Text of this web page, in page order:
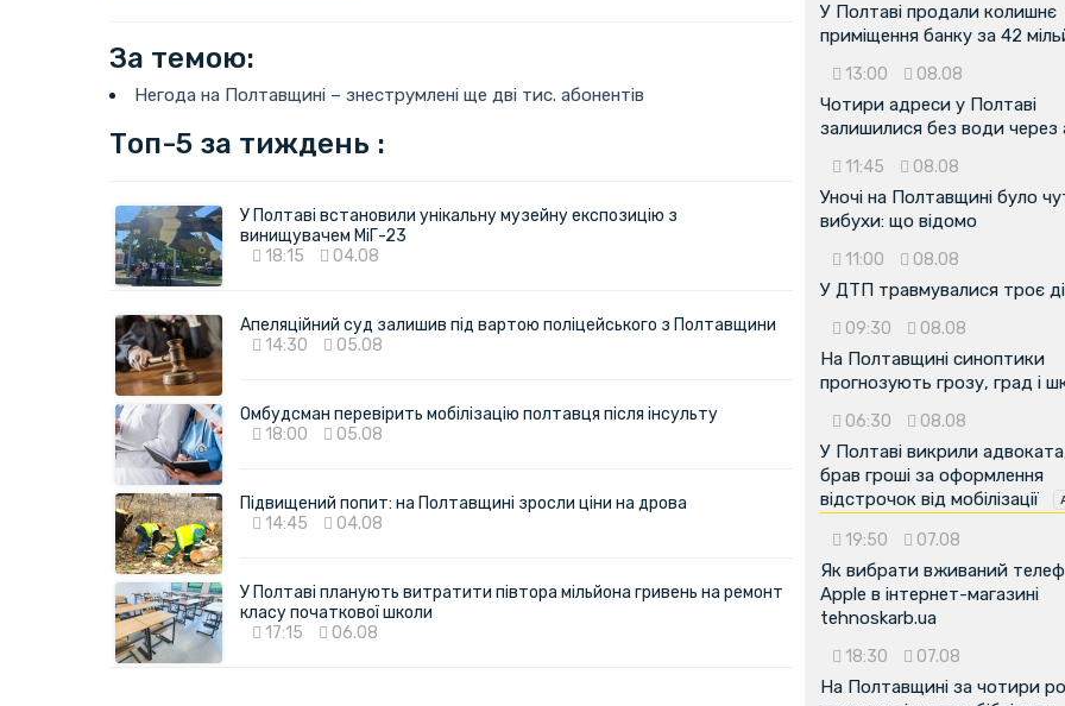
За темою:
Негода на Полтавщині – знеструмлені ще дві тис. абонентів
Топ-5 за тиждень :
У Полтаві встановили унікальну музейну експозицію з
винищувачем МіГ-23
18:15
04.08
Апеляційний суд залишив під вартою поліцейського з Полтавщини
14:30
05.08
Омбудсман перевірить мобілізацію полтавця після інсульту
18:00
05.08
Підвищений попит: на Полтавщині зросли ціни на дрова
14:45
04.08
У Полтаві планують витратити півтора мільйона гривень на ремонт
класу початкової школи
17:15
06.08
У Полтаві продали колишнє
приміщення банку за 42
13:00 08.08
Чотири адреси у Полтаві
залишилися без води через
11:45 08.08
Уночі на Полтавщині було
вибухи: що відомо
11:00 08.08
У ДТП травмувалися троє
09:30 08.08
На Полтавщині синоптики
прогнозують грозу, град і
06:30 08.08
У Полтаві викрили
брав гроші за оформлення
відстрочок від мобілізації
19:50 07.08
Як вибрати вживаний
Apple в інтернет-магазині
tehnoskarb.ua
18:30 07.08
На Полтавщині за чотири